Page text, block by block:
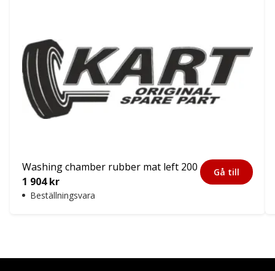
Washing chamber rubber mat left 200
1 904kr
Beställningsvara
Gå till